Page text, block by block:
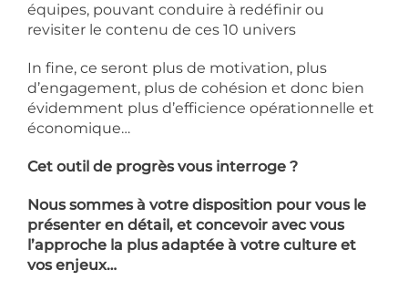
équipes, pouvant conduire à redéfinir ou
revisiter le contenu de ces 10 univers
In fine, ce seront plus de motivation, plus
d’engagement, plus de cohésion et donc bien
évidemment plus d’efficience opérationnelle et
économique…
Cet outil de progrès vous interroge ?
Nous sommes à votre disposition pour vous le
présenter en détail, et concevoir avec vous
l’approche la plus adaptée à votre culture et
vos enjeux…